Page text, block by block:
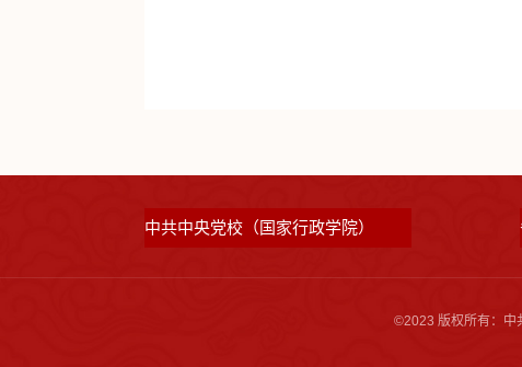
中共中央党校（国家行政学院）
©2023 版权所有：中